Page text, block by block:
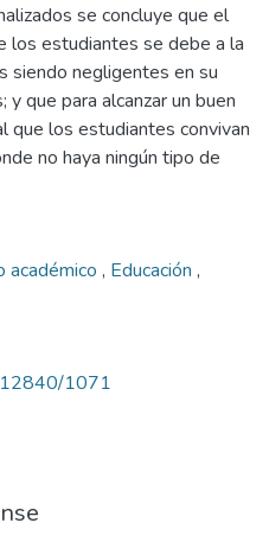
se concluye que el
los estudiantes se debe a la
siendo negligentes en su
que para alcanzar un buen
que los estudiantes convivan
no haya ningún tipo de
académico , Educación ,
1071